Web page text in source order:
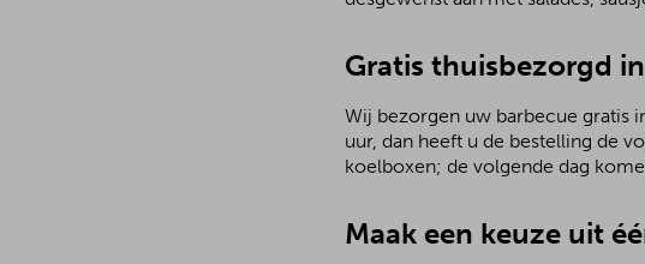
Gratis thuisbezorgd
Wij bezorgen uw barbecue gratis
uur, dan heeft u de bestelling de
koelboxen; de volgende dag
Maak een keuze uit